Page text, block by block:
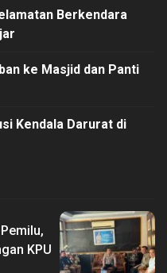
Berkendara
ke Masjid dan Panti
Kendala Darurat di
KPU